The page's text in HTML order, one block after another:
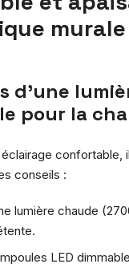
murale
d’une
pour la
éclairage confortable,
conseils :
lumière chaude
LED